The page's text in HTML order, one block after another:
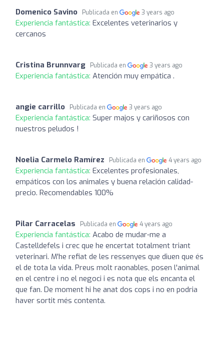
Domenico Savino Publicada en 3 years ago
Experiencia fantástica: Excelentes veterinarios y
cercanos
Cristina Brunnvarg Publicada en 3 years ago
Experiencia fantástica: Atención muy empática .
angie carrillo Publicada en 3 years ago
Experiencia fantástica: Super majos y cariñosos con
nuestros peludos !
Noelia Carmelo Ramírez Publicada en 4 years ago
Experiencia fantástica: Excelentes profesionales,
empáticos con los animales y buena relación calidad-
precio. Recomendables 100%
Pilar Carracelas Publicada en 4 years ago
Experiencia fantástica: Acabo de mudar-me a
Castelldefels i crec que he encertat totalment triant
veterinari. M'he refiat de les ressenyes que diuen que és
el de tota la vida. Preus molt raonables, posen l'animal
en el centre i no el negoci i es nota que els encanta el
que fan. De moment hi he anat dos cops i no en podria
haver sortit més contenta.